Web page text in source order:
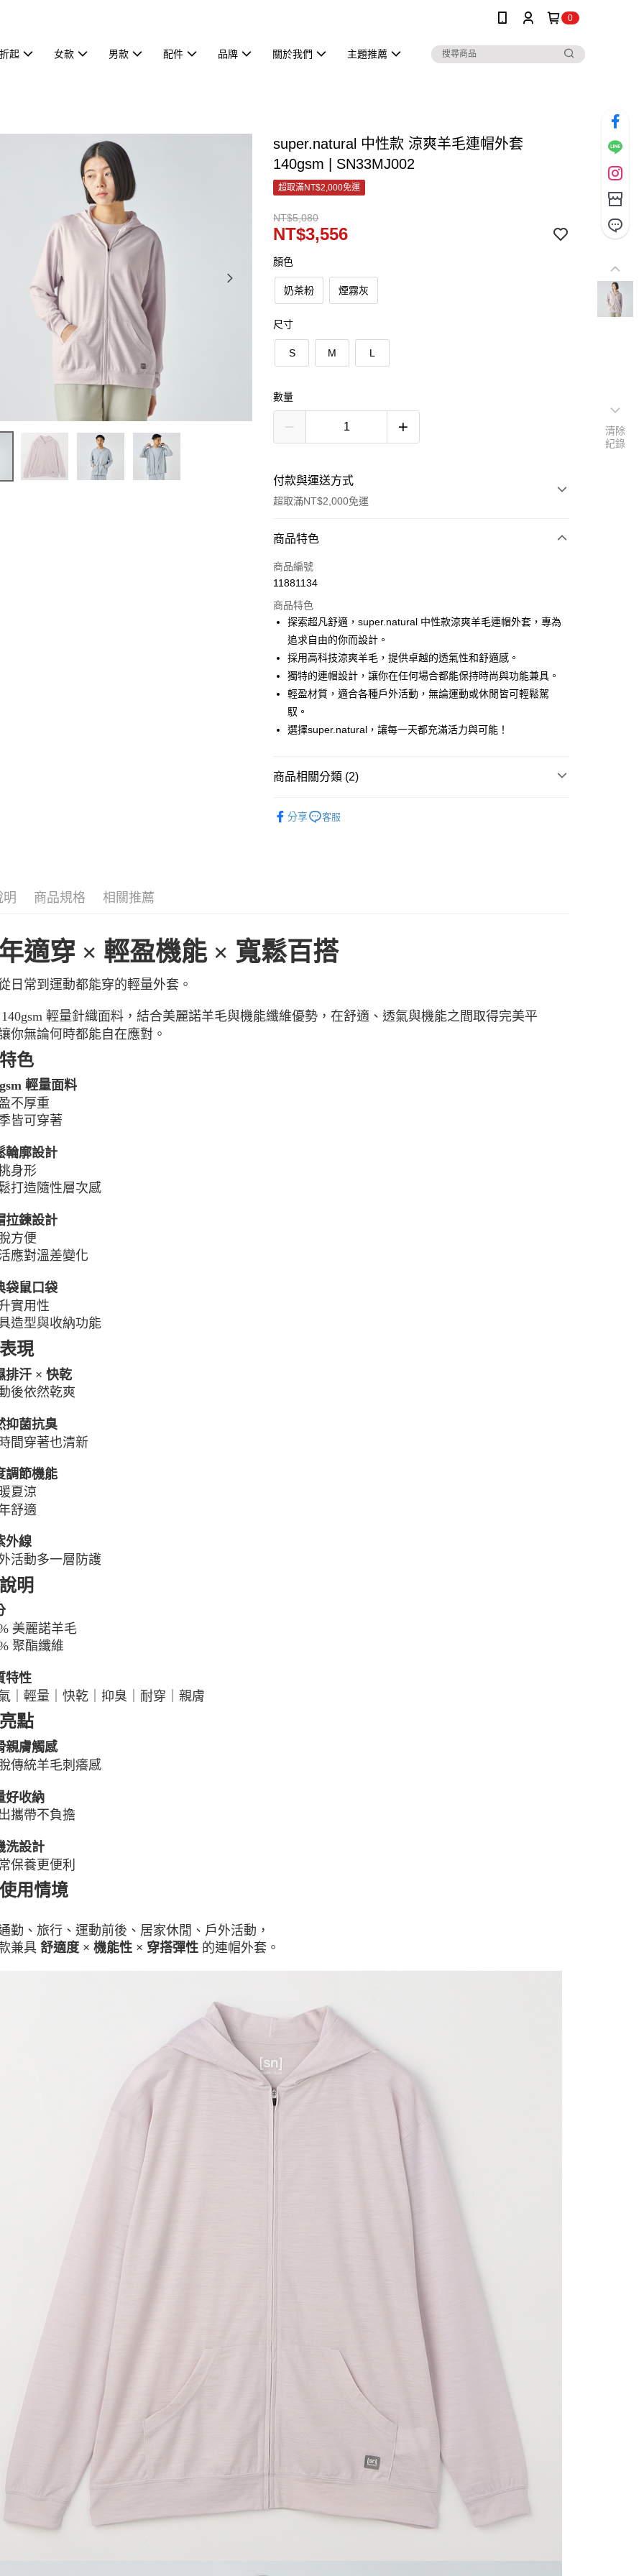
0
起 女款 男款 配件 品牌 關於我們 主題推薦
super.natural 中性款 涼爽羊毛連帽外套
140gsm | SN33MJ002
超取滿NT$2,000免運
NT$5,080
NT$3,556
顏色
奶茶粉 煙霧灰
尺寸
S M L
數量
付款與運送方式
超取滿NT$2,000免運
付款方式
信用卡一次付款
Apple Pay
街口支付
悠遊付
ATM付款
一般全家取貨
全家超取(2000以上免運)
一般宅配
每筆NT$100，滿NT$2,000(含以上)免運費
商品特色
商品編號
11881134
商品特色
探索超凡舒適，super.natural 中性款涼爽羊毛連帽外套，專為
追求自由的你而設計。
採用高科技涼爽羊毛，提供卓越的透氣性和舒適感。
獨特的連帽設計，讓你在任何場合都能保持時尚與功能兼具。
輕盈材質，適合各種戶外活動，無論運動或休閒皆可輕鬆駕
馭。
選擇super.natural，讓每一天都充滿活力與可能！
商品相關分類 (2)
分享 客服
明 商品規格 相關推薦
適穿 × 輕盈機能 × 寬鬆百搭
日常到運動都能穿的輕量外套。
輕量針織面料，結合美麗諾羊毛與機能纖維優勢，在舒適、透氣與機能之間取得完美平
你無論何時都能自在應對。
色
輕量面料
厚重
可穿著
輪廓設計
身形
造隨性層次感
拉鍊設計
方便
對溫差變化
袋鼠口袋
用性
型與收納功能
現
排汗 × 快乾
依然乾爽
抑菌抗臭
穿著也清新
調節機能
夏涼
舒適
外線
動多一層防護
明
美麗諾羊毛
聚酯纖維
特性
輕量｜快乾｜抑臭｜耐穿｜親膚
點
親膚觸感
統羊毛刺癢感
好收納
帶不負擔
洗設計
養更便利
用情境
勤、旅行、運動前後、居家休閒、戶外活動，
兼具舒適度 × 機能性 × 穿搭彈性 的連帽外套。
清除
紀錄